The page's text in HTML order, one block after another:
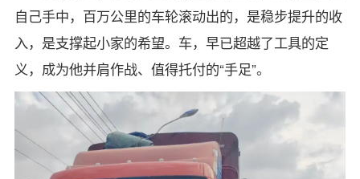
自己手中，百万公里的车轮滚动出的，是稳步提升的收
入，是支撑起小家的希望。车，早已超越了工具的定
义，成为他并肩作战、值得托付的“手足”。